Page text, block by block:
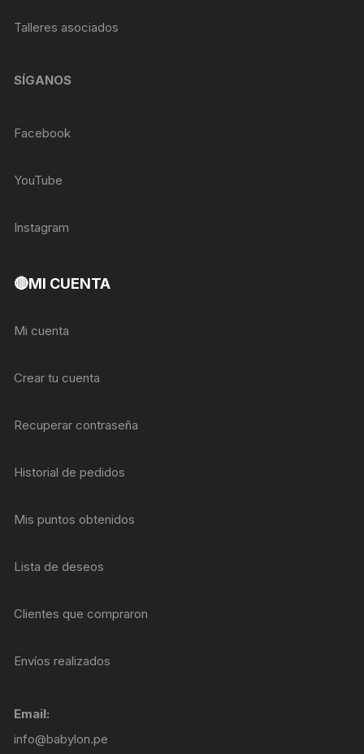
Talleres asociados
SÍGANOS
Facebook
YouTube
Instagram
🔴MI CUENTA
Mi cuenta
Crear tu cuenta
Recuperar contraseña
Historial de pedidos
Mis puntos obtenidos
Lista de deseos
Clientes que compraron
Envíos realizados
Email:
info@babylon.pe